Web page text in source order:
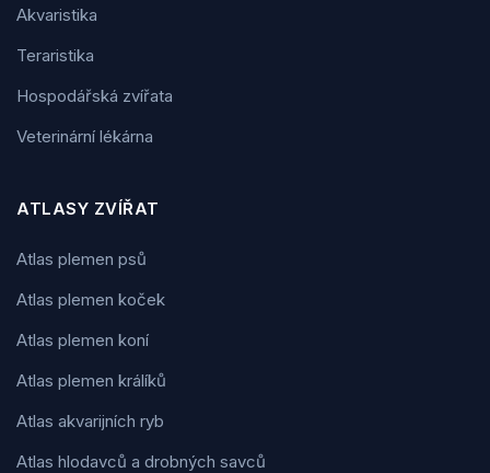
Akvaristika
Teraristika
Hospodářská zvířata
Veterinární lékárna
ATLASY ZVÍŘAT
Atlas plemen psů
Atlas plemen koček
Atlas plemen koní
Atlas plemen králíků
Atlas akvarijních ryb
Atlas hlodavců a drobných savců